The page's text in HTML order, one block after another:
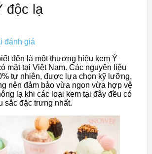
độc lạ
đánh giá
đến là một thương hiệu kem Ý
mặt tại Việt Nam. Các nguyên liệu
tự nhiên, được lựa chọn kỹ lưỡng,
nên đảm bảo vừa ngon vừa hợp vệ
lạ khi các loại kem tại đây đều có
sắc đặc trưng nhất.